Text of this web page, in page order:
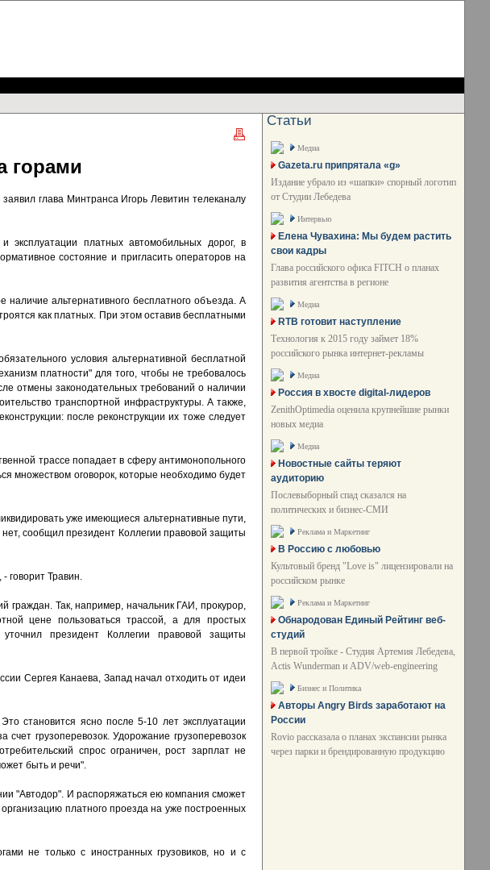
горами
глава Минтранса Игорь Левитин телеканалу
эксплуатации платных автомобильных дорог, в
состояние и пригласить операторов на
наличие альтернативного бесплатного объезда. А
как платных. При этом оставив бесплатными
условия альтернативной бесплатной
платности" для того, чтобы не требовалось
отмены законодательных требований о наличии
транспортной инфраструктуры. А также,
после реконструкции их тоже следует
трассе попадает в сферу антимонопольного
множеством оговорок, которые необходимо будет
уже имеющиеся альтернативные пути,
сообщил президент Коллегии правовой защиты
говорит Травин.
граждан. Так, например, начальник ГАИ, прокурор,
цене пользоваться трассой, а для простых
президент Коллегии правовой защиты
Сергея Канаева, Запад начал отходить от идеи
становится ясно после 5-10 лет эксплуатации
грузоперевозок. Удорожание грузоперевозок
спрос ограничен, рост зарплат не
быть и речи".
"Автодор". И распоряжаться ею компания сможет
платного проезда на уже построенных
не только с иностранных грузовиков, но и с
Статьи
Медиа
Gazeta.ru припрятала «g»
Издание убрало из «шапки» спорный логотип
от Студии Лебедева
Интервью
Елена Чувахина: Мы будем растить
свои кадры
Глава российского офиса FITCH о планах
развития агентства в регионе
Медиа
RTB готовит наступление
Технология к 2015 году займет 18%
российского рынка интернет-рекламы
Медиа
Россия в хвосте digital-лидеров
ZenithOptimedia оценила крупнейшие рынки
новых медиа
Медиа
Новостные сайты теряют
аудиторию
Послевыборный спад сказался на
политических и бизнес-СМИ
Реклама и Маркетинг
В Россию с любовью
Культовый бренд "Love is" лицензировали на
российском рынке
Реклама и Маркетинг
Обнародован Единый Рейтинг веб-
студий
В первой тройке - Студия Артемия Лебедева,
Actis Wunderman и ADV/web-engineering
Бизнес и Политика
Авторы Angry Birds заработают на
России
Rovio рассказала о планах экспансии рынка
через парки и брендированную продукцию